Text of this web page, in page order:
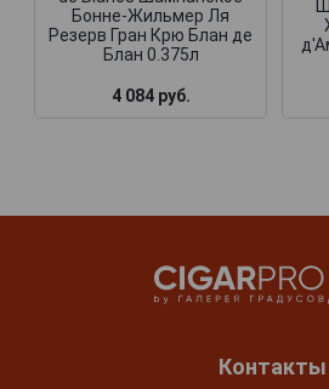
Бонне-Жильмер Ля
Резерв Гран Крю Блан де
Блан 0.375л
4 084 руб.
Контакты